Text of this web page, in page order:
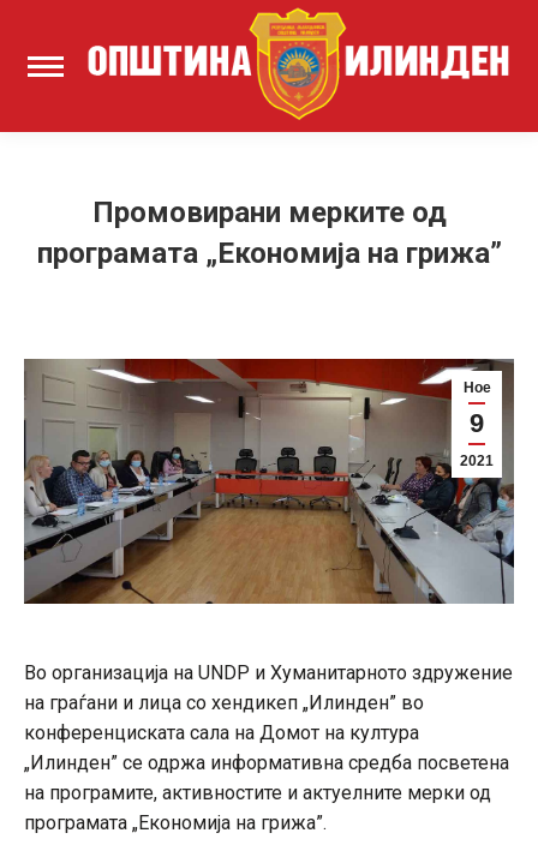
Промовирани мерките од
програмата „Економија на грижа”
Ное
9
2021
Во организација на UNDP и Хуманитарното здружение
на граѓани и лица со хендикеп „Илинден” во
конференциската сала на Домот на култура
„Илинден” се одржа информативна средба посветена
на програмите, активностите и актуелните мерки од
програмата „Економија на грижа”.